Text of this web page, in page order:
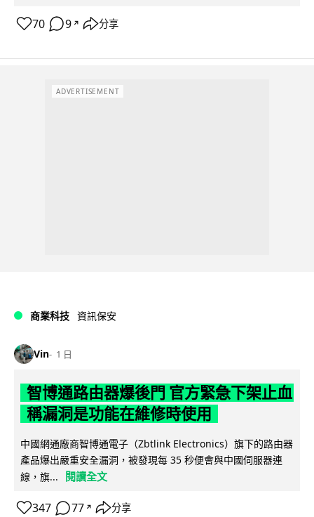
70 9 ↗ 分享
ADVERTISEMENT
商業科技 資訊保安
Vin 1 日
智博通路由器爆後門 官方緊急下架止血
稱漏洞是功能在維修時使用
中國網通廠商智博通電子（Zbtlink Electronics）旗下的路由器
產品爆出嚴重安全漏洞，被發現每 35 秒便會與中國伺服器連
線，旗...
閱讀全文
347 77 ↗ 分享